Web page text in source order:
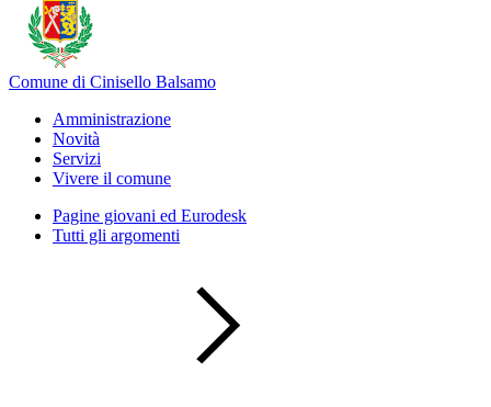
Comune di Cinisello Balsamo
Amministrazione
Novità
Servizi
Vivere il comune
Pagine giovani ed Eurodesk
Tutti gli argomenti